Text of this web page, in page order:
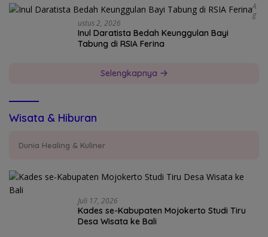
A
G
Ustus 2, 2026
Inul Daratista Bedah Keunggulan Bayi
Tabung di RSIA Ferina
Selengkapnya
Wisata & Hiburan
Dunia Healing & Kuliner
Juli 17, 2026
Kades se-Kabupaten Mojokerto Studi Tiru
Desa Wisata ke Bali